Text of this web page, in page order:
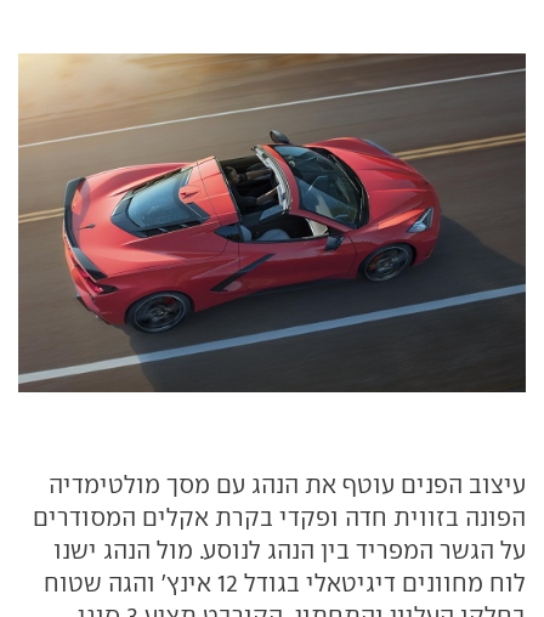
עיצוב הפנים עוטף את הנהג עם מסך מולטימדיה
הפונה בזווית חדה ופקדי בקרת אקלים המסודרים
על הגשר המפריד בין הנהג לנוסע. מול הנהג ישנו
לוח מחוונים דיגיטאלי בגודל 12 אינץ' והגה שטוח